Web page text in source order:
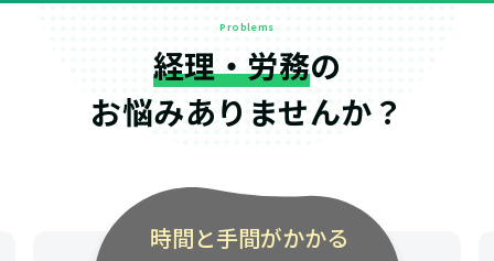
Problems
経理・労務の
お悩みありませんか？
時間と手間がかかる